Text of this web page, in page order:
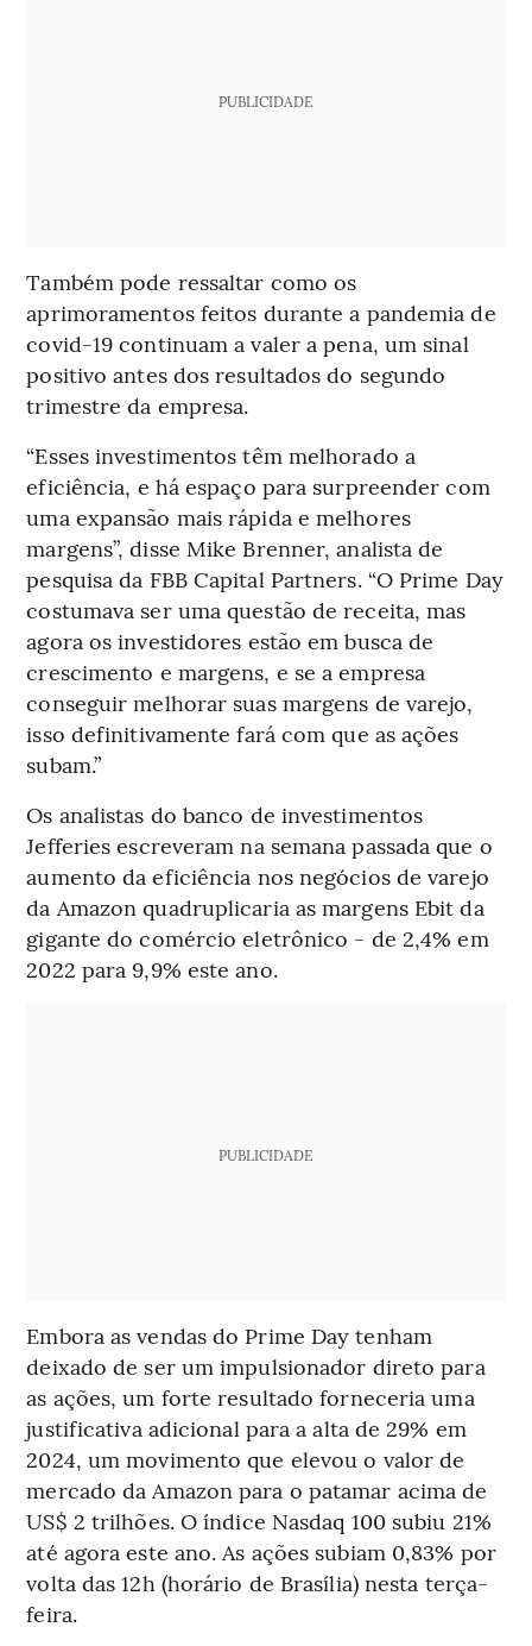
PUBLICIDADE
Também pode ressaltar como os
aprimoramentos feitos durante a pandemia de
covid-19 continuam a valer a pena, um sinal
positivo antes dos resultados do segundo
trimestre da empresa.
“Esses investimentos têm melhorado a
eficiência, e há espaço para surpreender com
uma expansão mais rápida e melhores
margens”, disse Mike Brenner, analista de
pesquisa da FBB Capital Partners. “O Prime Day
costumava ser uma questão de receita, mas
agora os investidores estão em busca de
crescimento e margens, e se a empresa
conseguir melhorar suas margens de varejo,
isso definitivamente fará com que as ações
subam.”
Os analistas do banco de investimentos
Jefferies escreveram na semana passada que o
aumento da eficiência nos negócios de varejo
da Amazon quadruplicaria as margens Ebit da
gigante do comércio eletrônico - de 2,4% em
2022 para 9,9% este ano.
PUBLICIDADE
Embora as vendas do Prime Day tenham
deixado de ser um impulsionador direto para
as ações, um forte resultado forneceria uma
justificativa adicional para a alta de 29% em
2024, um movimento que elevou o valor de
mercado da Amazon para o patamar acima de
US$ 2 trilhões. O índice Nasdaq 100 subiu 21%
até agora este ano. As ações subiam 0,83% por
volta das 12h (horário de Brasília) nesta terça-
feira.